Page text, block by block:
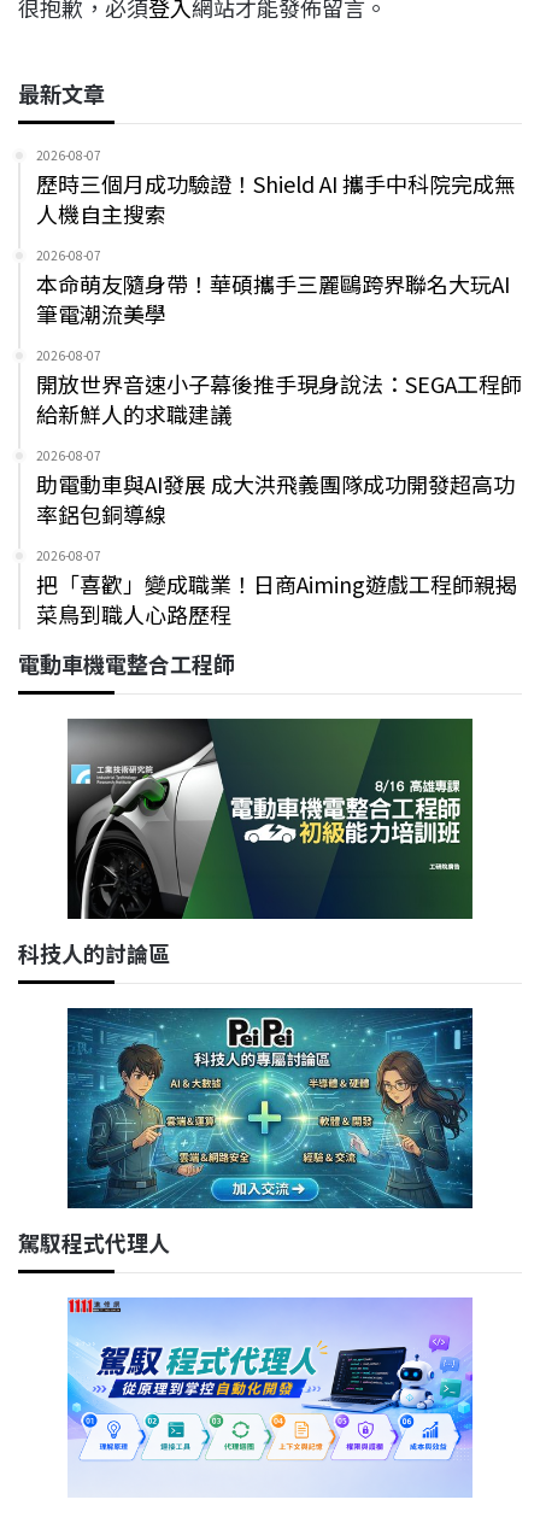
很抱歉，必須登入網站才能發佈留言。
最新文章
2026-08-07
歷時三個月成功驗證！Shield AI 攜手中科院完成無
人機自主搜索
2026-08-07
本命萌友隨身帶！華碩攜手三麗鷗跨界聯名大玩AI
筆電潮流美學
2026-08-07
開放世界音速小子幕後推手現身說法：SEGA工程師
給新鮮人的求職建議
2026-08-07
助電動車與AI發展 成大洪飛義團隊成功開發超高功
率鋁包銅導線
2026-08-07
把「喜歡」變成職業！日商Aiming遊戲工程師親揭
菜鳥到職人心路歷程
電動車機電整合工程師
科技人的討論區
駕馭程式代理人